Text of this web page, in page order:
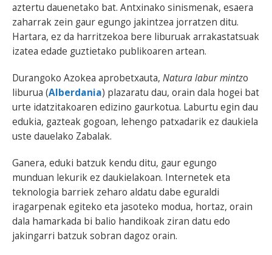
aztertu dauenetako bat. Antxinako sinismenak, esaera
zaharrak zein gaur egungo jakintzea jorratzen ditu.
Hartara, ez da harritzekoa bere liburuak arrakastatsuak
izatea edade guztietako publikoaren artean.
Durangoko Azokea aprobetxauta, Natura labur mintzo
liburua (Alberdania) plazaratu dau, orain dala hogei bat
urte idatzitakoaren edizino gaurkotua. Laburtu egin dau
edukia, gazteak gogoan, lehengo patxadarik ez daukiela
uste dauelako Zabalak.
Ganera, eduki batzuk kendu ditu, gaur egungo
munduan lekurik ez daukielakoan. Internetek eta
teknologia barriek zeharo aldatu dabe eguraldi
iragarpenak egiteko eta jasoteko modua, hortaz, orain
dala hamarkada bi balio handikoak ziran datu edo
jakingarri batzuk sobran dagoz orain.